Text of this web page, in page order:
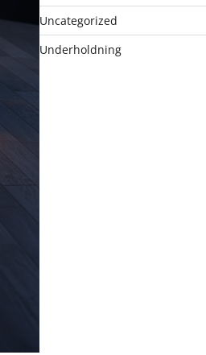
Uncategorized
Underholdning